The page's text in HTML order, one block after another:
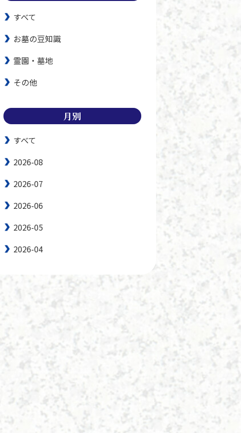
すべて
お墓の豆知識
霊園・墓地
その他
月別
すべて
2026-08
2026-07
2026-06
2026-05
2026-04